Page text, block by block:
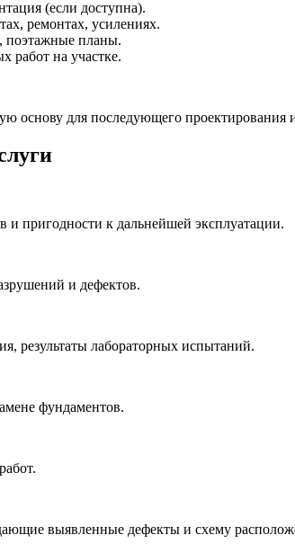
(если доступна).
ремонтах, усилениях.
поэтажные планы.
работ на участке.
основу для последующего проектирования
и пригодности к дальнейшей эксплуатации.
и дефектов.
результаты лабораторных испытаний.
фундаментов.
выявленные дефекты и схему